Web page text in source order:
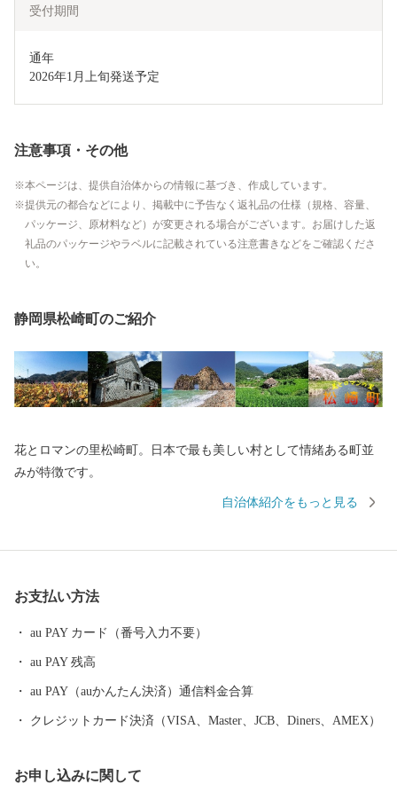
受付期間
通年
2026年1月上旬発送予定
注意事項・その他
本ページは、提供自治体からの情報に基づき、作成しています。
提供元の都合などにより、掲載中に予告なく返礼品の仕様（規格、容量、
パッケージ、原材料など）が変更される場合がございます。お届けした返
礼品のパッケージやラベルに記載されている注意書きなどをご確認くださ
い。
静岡県松崎町のご紹介
花とロマンの里松崎町。日本で最も美しい村として情緒ある町並
みが特徴です。
自治体紹介をもっと見る
お支払い方法
au PAY カード（番号入力不要）
au PAY 残高
au PAY（auかんたん決済）通信料金合算
クレジットカード決済（VISA、Master、JCB、Diners、AMEX）
お申し込みに関して